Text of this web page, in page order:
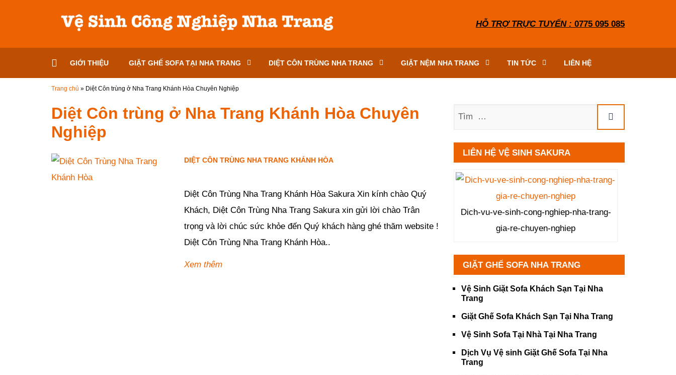
HỖ TRỢ TRỰC TUYẾN : 0775 095 085
GIỚI THIỆU GIẶT GHẾ SOFA TẠI NHA TRANG DIỆT CÔN TRÙNG NHA TRANG GIẶT NỆM NHA TRANG TIN TỨC LIÊN HỆ
Trang chủ » Diệt Côn trùng ở Nha Trang Khánh Hòa Chuyên Nghiệp
Diệt Côn trùng ở Nha Trang Khánh Hòa Chuyên
Nghiệp
DIỆT CÔN TRÙNG NHA TRANG KHÁNH HÒA
Diệt Côn Trùng Nha Trang Khánh Hòa Sakura Xin kính chào Quý
Khách, Diệt Côn Trùng Nha Trang Sakura xin gửi lời chào Trân
trọng và lời chúc sức khỏe đến Quý khách hàng ghé thăm website !
Diệt Côn Trùng Nha Trang Khánh Hòa..
Xem thêm
LIÊN HỆ VỆ SINH SAKURA
Dich-vu-ve-sinh-cong-nghiep-nha-trang-
gia-re-chuyen-nghiep
GIẶT GHẾ SOFA NHA TRANG
Vệ Sinh Giặt Sofa Khách Sạn Tại Nha
Trang
Giặt Ghế Sofa Khách Sạn Tại Nha Trang
Vệ Sinh Sofa Tại Nhà Tại Nha Trang
Dịch Vụ Vệ sinh Giặt Ghế Sofa Tại Nha
Trang